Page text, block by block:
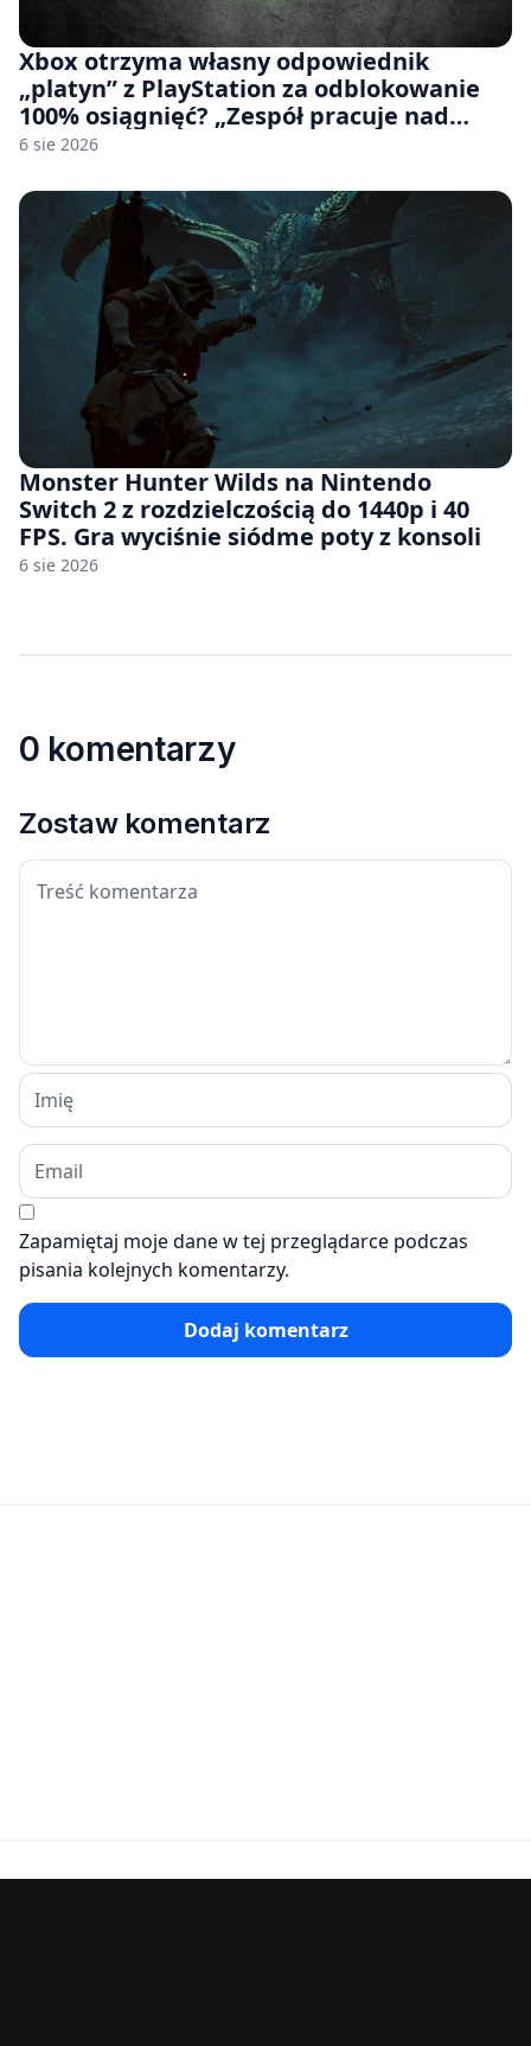
Xbox otrzyma własny odpowiednik
„platyn” z PlayStation za odblokowanie
100% osiągnięć? „Zespół pracuje nad
czymś, co ma się pojawić jeszcze w tym
6 sie 2026
Monster Hunter Wilds na Nintendo
Switch 2 z rozdzielczością do 1440p i 40
FPS. Gra wyciśnie siódme poty z konsoli
6 sie 2026
0 komentarzy
Zostaw komentarz
Zapamiętaj moje dane w tej przeglądarce podczas
pisania kolejnych komentarzy.
Dodaj komentarz